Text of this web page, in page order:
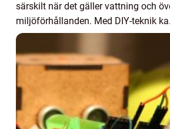
särskilt när det gäller vattning och
miljöförhållanden. Med DIY-teknik